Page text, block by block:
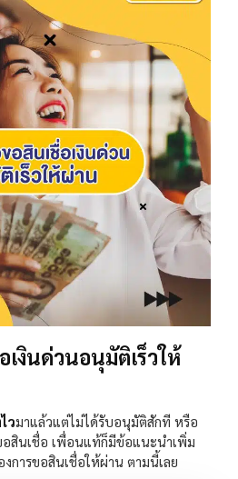
เงินด่วนอนุมัติเร็วให้
วมาแล้วแต่ไม่ได้รับอนุมัติสักที หรือ
สินเชื่อ เพื่อนแท้ก็มีข้อแนะนำเพิ่ม
การขอสินเชื่อให้ผ่าน ตามนี้เลย